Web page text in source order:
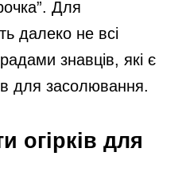
Для
далеко не всі
знавців, які є
для засолювання.
огірків для